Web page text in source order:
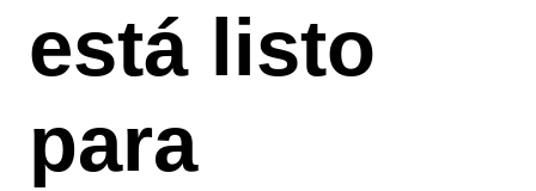
está listo
para